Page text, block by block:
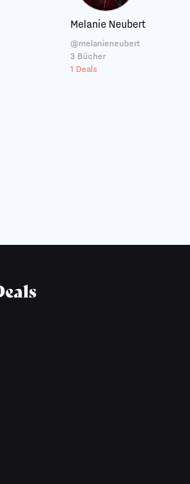
Melanie Neubert
@melanieneubert
3 Bücher
1 Deals